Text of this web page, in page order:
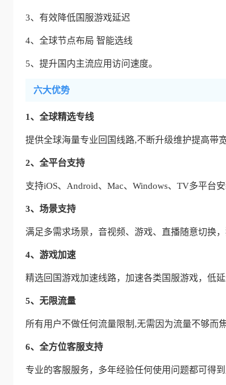
3、有效降低国服游戏延迟
4、全球节点布局 智能选线
5、提升国内主流应用访问速度。
六大优势
1、全球精选专线
提供全球海量专业回国线路,不断升级维护提高带
2、全平台支持
支持iOS、Android、Mac、Windows、TV多平台
3、场景支持
满足多需求场景，音视频、游戏、直播随意切换
4、游戏加速
精选回国游戏加速线路，加速各类国服游戏，低
5、无限流量
所有用户不做任何流量限制,无需因为流量不够而
6、全方位客服支持
专业的客服服务，多年经验任何使用问题都可得